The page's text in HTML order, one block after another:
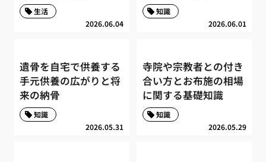
2026.06.04
生活
2026.06.01
知識
遺骨を自宅で供養する
手元供養の広がりと将
来の納骨
2026.05.31
知識
寺院や宗教者との付き
合い方とお布施の相場
に関する基礎知識
2026.05.29
知識